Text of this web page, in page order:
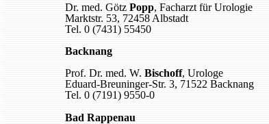
Dr. med. Götz Popp, Facharzt für Urologie
Marktstr. 53, 72458 Albstadt
Tel. 0 (7431) 55450
Backnang
Prof. Dr. med. W. Bischoff, Urologe
Eduard-Breuninger-Str. 3, 71522 Backnang
Tel. 0 (7191) 9550-0
Bad Rappenau